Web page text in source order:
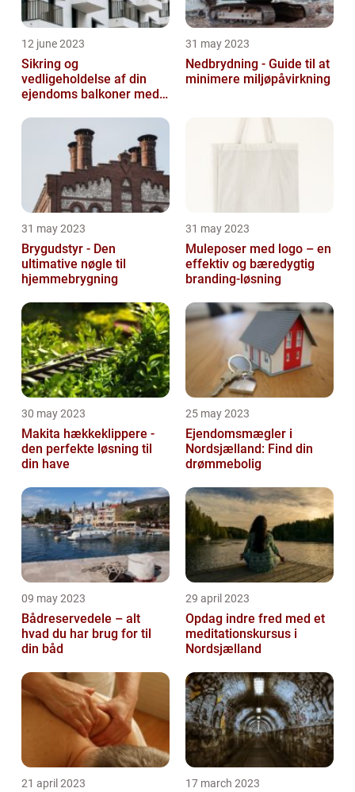
12 june 2023
Sikring og
vedligeholdelse af din
ejendoms balkoner med
31 may 2023
Nedbrydning - Guide til at
minimere miljøpåvirkning
31 may 2023
Brygudstyr - Den
ultimative nøgle til
hjemmebrygning
31 may 2023
Muleposer med logo – en
effektiv og bæredygtig
branding-løsning
30 may 2023
Makita hækkeklippere -
den perfekte løsning til
din have
25 may 2023
Ejendomsmægler i
Nordsjælland: Find din
drømmebolig
09 may 2023
Bådreservedele – alt
hvad du har brug for til
din båd
29 april 2023
Opdag indre fred med et
meditationskursus i
Nordsjælland
21 april 2023 17 march 2023